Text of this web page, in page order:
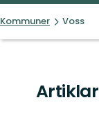
Kommuner Voss
Artiklar